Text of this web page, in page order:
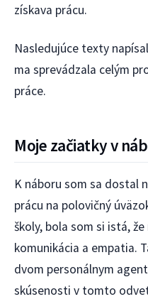
získava prácu.
Nasledujúce texty
ma sprevádzala celým
práce.
Moje začiatky v
K náboru som sa dostal
prácu na polovičný
školy, bola som si istá,
komunikácia a empatia.
dvom personálnym
skúsenosti v tomto